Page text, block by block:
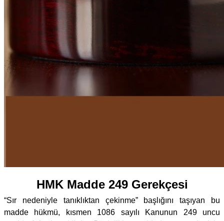
HMK Madde 249 Gerekçesi
“Sır nedeniyle tanıklıktan çekinme” başlığını taşıyan bu
madde hükmü, kısmen 1086 sayılı Kanunun 249 uncu